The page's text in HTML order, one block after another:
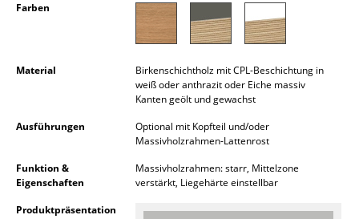
Outdoor-Leuchten
... alle Leuchten
Betten
Farben
Material
Birkenschichtholz mit CPL-Beschichtung in
weiß oder anthrazit oder Eiche massiv
Kanten geölt und gewachst
Ausführungen
Optional mit Kopfteil und/oder
Massivholzrahmen-Lattenrost
Funktion &
Eigenschaften
Massivholzrahmen: starr, Mittelzone
verstärkt, Liegehärte einstellbar
Produktpräsentation